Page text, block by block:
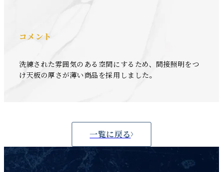
コメント
洗練された雰囲気のある空間にするため、間接照明をつ
け天板の厚さが薄い商品を採用しました。
一覧に戻る